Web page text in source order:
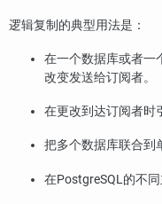
逻辑复制的典型用法是：
在一个数据库或者一
改变发送给订阅者。
在更改到达订阅者时
把多个数据库联合到
在PostgreSQL的不